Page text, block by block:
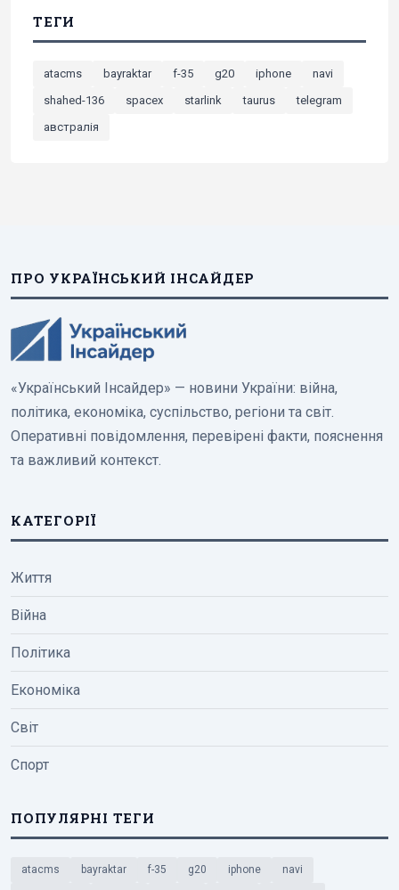
ТЕГИ
atacms bayraktar f-35 g20 iphone
navi
shahed-136
spacex starlink taurus
telegram
австралія
ПРО УКРАЇНСЬКИЙ ІНСАЙДЕР
«Український Інсайдер» — новини України: війна,
політика, економіка, суспільство, регіони та світ.
Оперативні повідомлення, перевірені факти, пояснення
та важливий контекст.
КАТЕГОРІЇ
Життя
Війна
Політика
Економіка
Світ
Спорт
ПОПУЛЯРНІ ТЕГИ
atacms bayraktar f-35 g20 iphone navi